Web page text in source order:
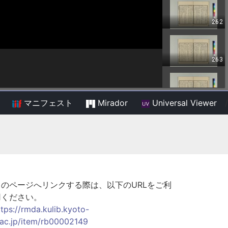
マニフェスト Mirador Universal Viewer
ページへリンクする際は、以下のURLをご利
ださい。
rmda.kulib.kyoto-
item/rb00002149